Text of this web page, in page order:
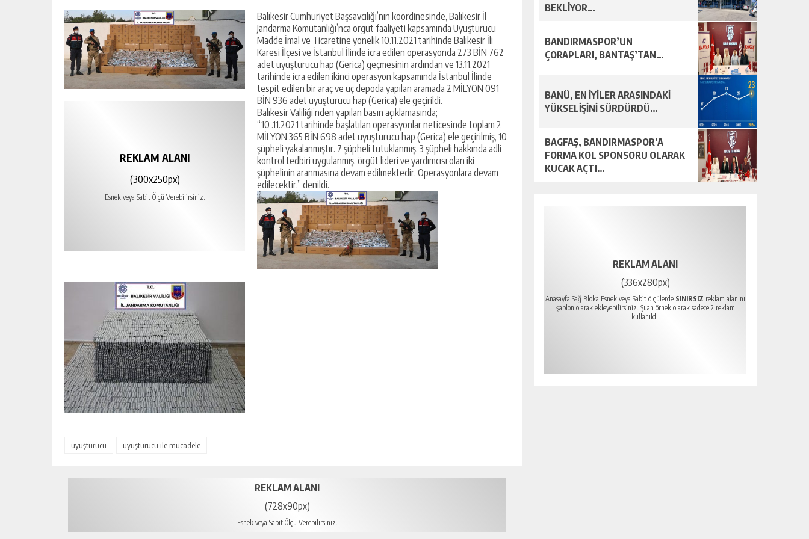
REKLAM ALANI
(300x250px)
Esnek veya Sabit Ölçü Verebilirsiniz.
Balıkesir Cumhuriyet Başsavcılığı’nın koordinesinde, Balıkesir İl
Jandarma Komutanlığı’nca örgüt faaliyeti kapsamında Uyuşturucu
Madde İmal ve Ticaretine yönelik 10.11.2021 tarihinde Balıkesir İli
Karesi İlçesi ve İstanbul İlinde icra edilen operasyonda 273 BİN 762
adet uyuşturucu hap (Gerica) geçmesinin ardından ve 13.11.2021
tarihinde icra edilen ikinci operasyon kapsamında İstanbul İlinde
tespit edilen bir araç ve üç depoda yapılan aramada 2 MİLYON 091
BİN 936 adet uyuşturucu hap (Gerica) ele geçirildi.
Balıkesir Valiliği’nden yapılan basın açıklamasında;
“10 .11.2021 tarihinde başlatılan operasyonlar neticesinde toplam 2
MİLYON 365 BİN 698 adet uyuşturucu hap (Gerica) ele geçirilmiş, 10
şüpheli yakalanmıştır. 7 şüpheli tutuklanmış, 3 şüpheli hakkında adli
kontrol tedbiri uygulanmış, örgüt lideri ve yardımcısı olan iki
şüphelinin aranmasına devam edilmektedir. Operasyonlara devam
edilecektir.” denildi.
uyuşturucu uyuşturucu ile mücadele
REKLAM ALANI
(728x90px)
Esnek veya Sabit Ölçü Verebilirsiniz.
BEKLİYOR…
BANDIRMASPOR’UN
ÇORAPLARI, BANTAŞ’TAN…
BANÜ, EN İYİLER ARASINDAKİ
YÜKSELİŞİNİ SÜRDÜRDÜ…
BAGFAŞ, BANDIRMASPOR’A
FORMA KOL SPONSORU OLARAK
KUCAK AÇTI…
REKLAM ALANI
(336x280px)
Anasayfa Sağ Bloka Esnek veya Sabit ölçülerde SINIRSIZ reklam alanını
şablon olarak ekleyebilirsiniz. Şuan örnek olarak sadece 2 reklam
kullanıldı.